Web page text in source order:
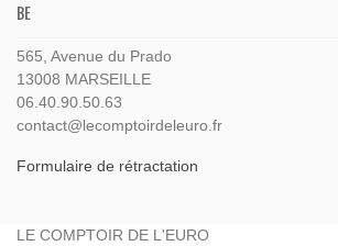
BE
565, Avenue du Prado
13008 MARSEILLE
06.40.90.50.63
contact@lecomptoirdeleuro.fr
Formulaire de rétractation
LE COMPTOIR DE L'EURO